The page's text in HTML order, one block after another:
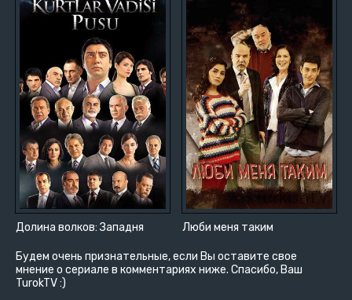
Долина волков: Западня Люби меня таким
Будем очень признательные, если Вы оставите свое
мнение о сериале в комментариях ниже. Спасибо, Ваш
TurokTV :)